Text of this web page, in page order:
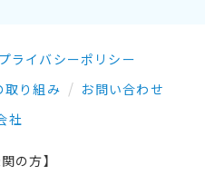
プライバシーポリシー
取り組み
お問い合わせ
社
の方】